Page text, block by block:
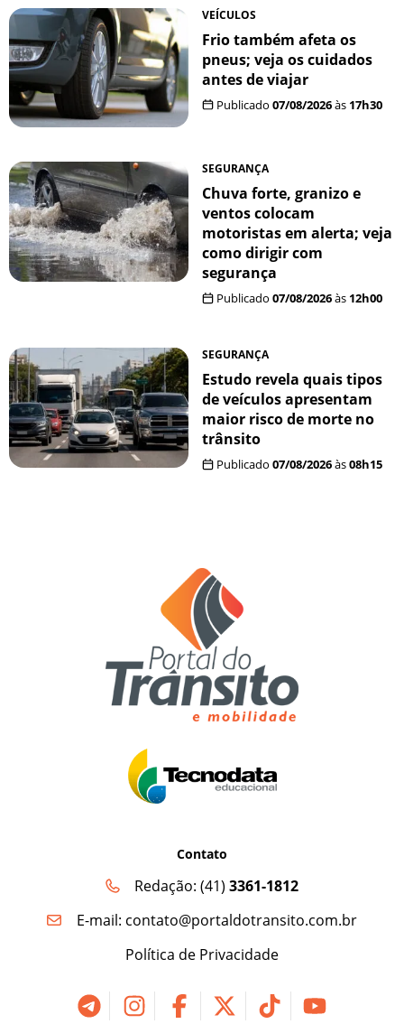
VEÍCULOS
Frio também afeta os
pneus; veja os cuidados
antes de viajar
Publicado 07/08/2026às 17h30
SEGURANÇA
Chuva forte, granizo e
ventos colocam
motoristas em alerta; veja
como dirigir com
segurança
Publicado 07/08/2026às 12h00
SEGURANÇA
Estudo revela quais tipos
de veículos apresentam
maior risco de morte no
trânsito
Publicado 07/08/2026às08h15
Contato
Redação:(41)3361-1812
E-mail: contato@portaldotransito.com.br
Política de Privacidade